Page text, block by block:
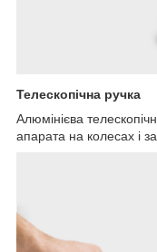
Телескопічна ручка
Алюмінієва
апарата на колесах і